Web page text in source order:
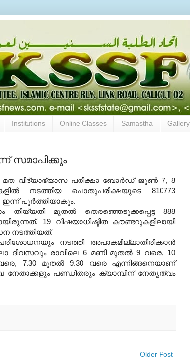
Institutions Online Classes Samastha Gallery
സമാപിക്കും
മത വിദ്യാഭ്യാസ പരീക്ഷാ ബോര്‍ഡ് ജൂണ്‍ 7, 8
നടത്തിയ പൊതുപരീക്ഷയുടെ 810773
പൂര്‍ത്തിയാകും.
തിയ്യതി മുതല്‍ തെരഞ്ഞെടുക്കപ്പെട്ട 888
19 വിഷയാധിഷ്ടിത കൗണ്ടറുകളിലായി
നടത്തിയത്.
നടത്തി അപാകമില്ലാതിരിക്കാന്‍
ദിവസവും രാവിലെ 6 മണി മുതല്‍ 9 വരെ, 10
7.30 മുതല്‍ 9.30 വരെ എന്നിങ്ങനെയാണ്
പണ്ഡിതരും ക്യാമ്പിന് നേതൃത്വം
Older Post